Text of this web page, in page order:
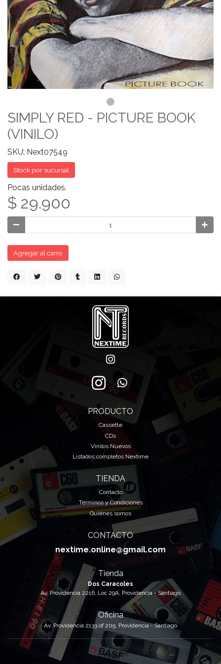
SIMPLY RED - PICTURE BOOK
(VINILO)
SKU: Next07549
Stock por sucursal
Pocas unidades.
$ 29.900
Agregar al carro
PRODUCTO
Cassette
CDs
Vinilos Nuevos
Listados completos Nextime
TIENDA
Contacto
Términos y Condiciones
Quiénes somos
CONTACTO
nextime.online@gmail.com
Tienda
Dos Caracoles
Av. Providencia 2216, Loc 29A, Providencia - Santiago
Oficina
Av. Providencia 2133 of 205, Providencia - Santiago